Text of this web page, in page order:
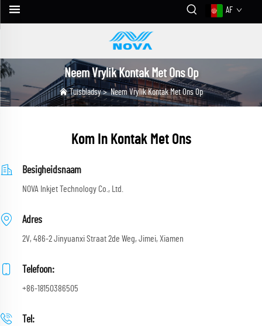
AF
Neem Vrylik Kontak Met Ons Op
Tuisbladsy>Neem Vrylik Kontak Met Ons Op
Kom In Kontak Met Ons
Besigheidsnaam
NOVA Inkjet Technology Co., Ltd.
Adres
2V, 486-2 Jinyuanxi Straat 2de Weg, Jimei, Xiamen
Telefoon:
+86-18150386505
Tel: